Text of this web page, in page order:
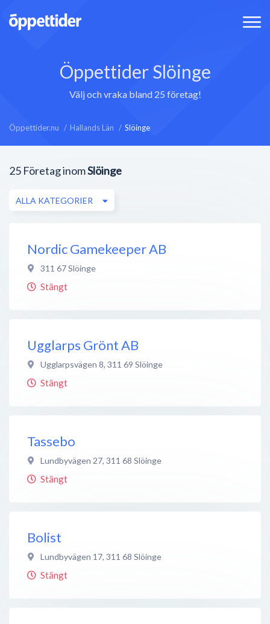
Öppettider Slöinge
Välj och vraka bland 25 företag!
Öppettider.nu Hallands Län Slöinge
25 Företag inomSlöinge
ALLA KATEGORIER
Nordic Gamekeeper AB
311 67Slöinge
Stängt
Ugglarps Grönt AB
Ugglarpsvägen 8, 311 69 Slöinge
Stängt
Tassebo
Lundbyvägen 27, 311 68 Slöinge
Stängt
Bolist
Lundbyvägen 17, 311 68 Slöinge
Stängt